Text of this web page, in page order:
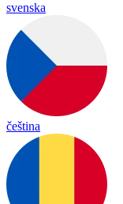
svenska
čeština